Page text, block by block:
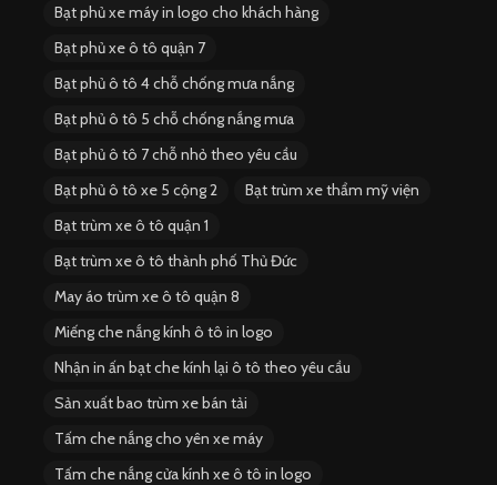
Bạt phủ xe máy in logo cho khách hàng
Bạt phủ xe ô tô quận 7
Bạt phủ ô tô 4 chỗ chống mưa nắng
Bạt phủ ô tô 5 chỗ chống nắng mưa
Bạt phủ ô tô 7 chỗ nhỏ theo yêu cầu
Bạt phủ ô tô xe 5 cộng 2
Bạt trùm xe thẩm mỹ viện
Bạt trùm xe ô tô quận 1
Bạt trùm xe ô tô thành phố Thủ Đức
May áo trùm xe ô tô quận 8
Miếng che nắng kính ô tô in logo
Nhận in ấn bạt che kính lại ô tô theo yêu cầu
Sản xuất bao trùm xe bán tải
Tấm che nắng cho yên xe máy
Tấm che nắng cửa kính xe ô tô in logo